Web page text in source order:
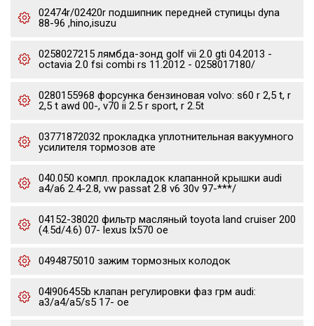
02474r/02420r подшипник передней ступицы dyna
88-96 ,hino,isuzu
0258027215 лямбда-зонд golf vii 2.0 gti 04.2013 -
octavia 2.0 fsi combi rs 11.2012 - 0258017180/
0280155968 форсунка бензиновая volvo: s60 r 2,5 t, r
2,5 t awd 00-, v70 ii 2.5 r sport, r 2.5t
03771872032 прокладка уплотнительная вакуумного
усилителя тормозов ате
040.050 компл. прокладок клапанной крышки audi
a4/a6 2.4-2.8, vw passat 2.8 v6 30v 97-***/
04152-38020 фильтр масляный toyota land cruiser 200
(4.5d/4.6) 07- lexus lx570 oe
0494875010 зажим тормозных колодок
04l906455b клапан регулировки фаз грм audi:
a3/a4/a5/s5 17- oe